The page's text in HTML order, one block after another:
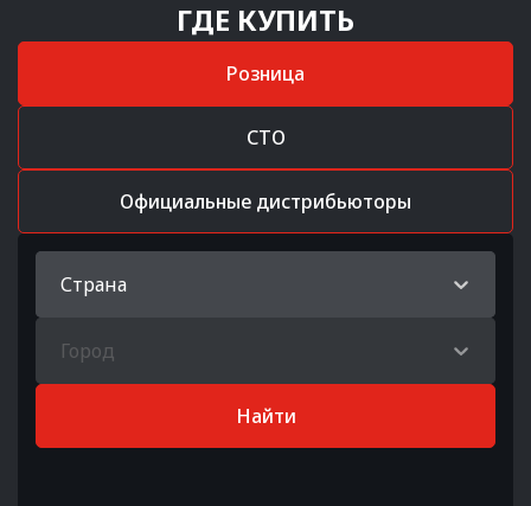
ГДЕ КУПИТЬ
Розница
СТО
Официальные дистрибьюторы
Страна
Город
Найти